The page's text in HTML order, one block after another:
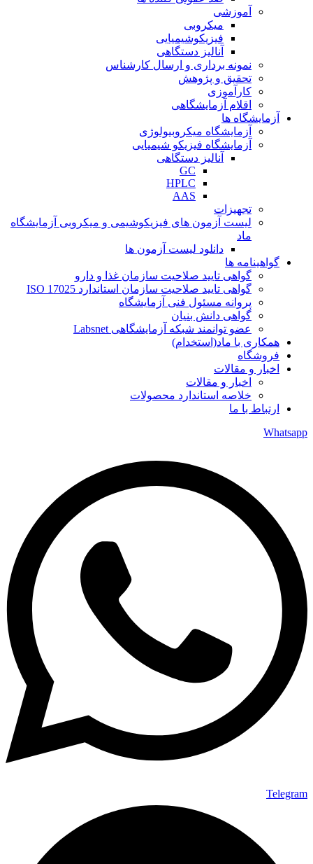
آموزشی
میکروبی
فیزیکوشیمیایی
آنالیز دستگاهی
نمونه برداری و ارسال کارشناس
تحقیق و پژوهش
کارآموزی
اقلام آزمایشگاهی
آزمایشگاه ها
آزمایشگاه میکروبیولوژی
آزمایشگاه فیزیکو شیمیایی
آنالیز دستگاهی
GC
HPLC
AAS
تجهیزات
لیست آزمون های فیزیکوشیمی و میکروبی آزمایشگاه
ماد
دانلود لیست آزمون ها
گواهینامه ها
گواهی تایید صلاحیت سازمان غذا و دارو
گواهی تایید صلاحیت سازمان استاندارد ISO 17025
پروانه مسئول فنی آزمایشگاه
گواهی دانش بنیان
عضو توانمند شبکه آزمایشگاهی Labsnet
همکاری با ماد(استخدام)
فروشگاه
اخبار و مقالات
اخبار و مقالات
خلاصه استاندارد محصولات
ارتباط با ما
Whatsapp
Telegram